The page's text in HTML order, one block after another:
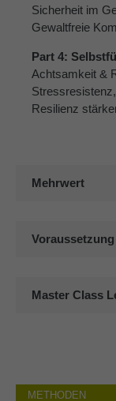
Sicherheit im
Gewaltfreie
Part 4:
Achtsamkeit &
Resilienz
Mehrwert
Master Class
METHODEN